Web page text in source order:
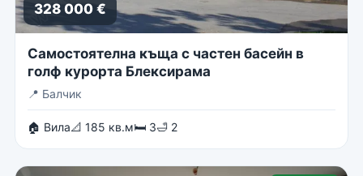
328 000 €
Самостоятелна къща с частен басейн в
голф курорта Блексирама
📍 Балчик
🏠 Вила📐 185 кв.м🛏 3🛁 2